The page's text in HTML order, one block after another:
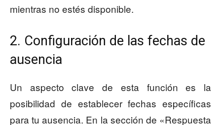
mientras no estés disponible.
2. Configuración de las fechas de
ausencia
Un aspecto clave de esta función es la
posibilidad de establecer fechas específicas
para tu ausencia. En la sección de «Respuesta